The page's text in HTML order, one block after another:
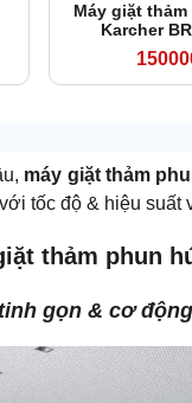
Máy giặt
Karcher
máy giặt thảm
tốc độ & hiệu suất
thảm phun
gọn & cơ động